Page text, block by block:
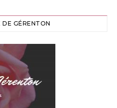
DE GÉRENTON